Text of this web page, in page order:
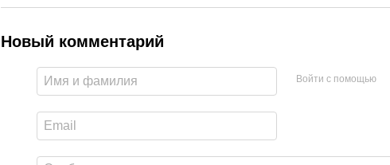
Новый комментарий
Войти с помощью